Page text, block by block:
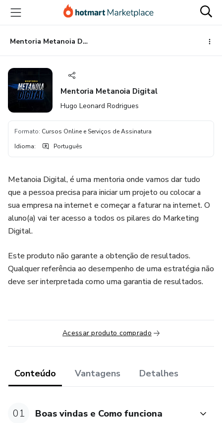
para
conteúdo
principal
para
pagamento
para
rodapé
Mentoria Metanoia Digital
Mentoria Metanoia Digital
Hugo Leonard Rodrigues
Formato: Cursos Online e Serviços de Assinatura
Idioma: Português
Metanoia Digital, é uma mentoria onde vamos dar tudo
que a pessoa precisa para iniciar um projeto ou colocar a
sua empresa na internet e começar a faturar na internet. O
aluno(a) vai ter acesso a todos os pilares do Marketing
Digital.
Este produto não garante a obtenção de resultados.
Qualquer referência ao desempenho de uma estratégia não
deve ser interpretada como uma garantia de resultados.
Acessar produto comprado
Conteúdo Vantagens Detalhes
01 Boas vindas e Como funciona